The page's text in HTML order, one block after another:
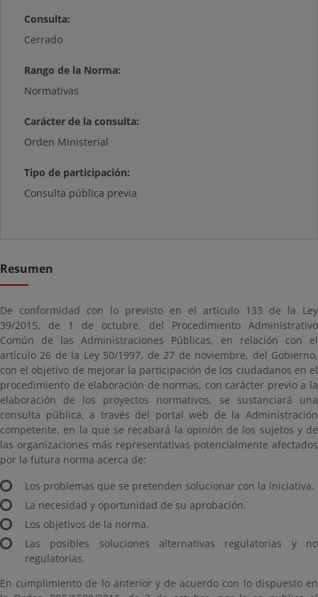
Consulta:
Cerrado
Rango de la Norma:
Normativas
Carácter de la consulta:
Orden Ministerial
Tipo de participación:
Consulta pública previa
Resumen
De conformidad con lo previsto en el artículo 133 de la Ley
39/2015, de 1 de octubre, del Procedimiento Administrativo
Común de las Administraciones Públicas, en relación con el
artículo 26 de la Ley 50/1997, de 27 de noviembre, del Gobierno,
con el objetivo de mejorar la participación de los ciudadanos en el
procedimiento de elaboración de normas, con carácter previo a la
elaboración de los proyectos normativos, se sustanciará una
consulta pública, a través del portal web de la Administración
competente, en la que se recabará la opinión de los sujetos y de
las organizaciones más representativas potencialmente afectados
por la futura norma acerca de:
Los problemas que se pretenden solucionar con la iniciativa.
La necesidad y oportunidad de su aprobación.
Los objetivos de la norma.
Las posibles soluciones alternativas regulatorias y no
regulatorias.
En cumplimiento de lo anterior y de acuerdo con lo dispuesto en